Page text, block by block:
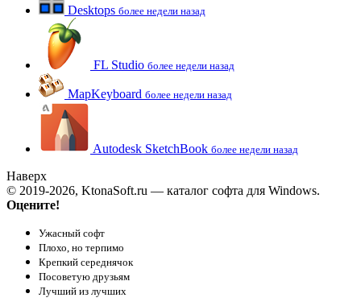
Desktops более недели назад
FL Studio более недели назад
MapKeyboard более недели назад
Autodesk SketchBook более недели назад
Наверх
© 2019-2026, KtonaSoft.ru — каталог софта для Windows.
Оцените!
Ужасный софт
Плохо, но терпимо
Крепкий середнячок
Посоветую друзьям
Лучший из лучших